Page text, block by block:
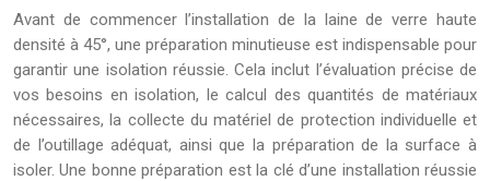
Avant de commencer l’installation de la laine de verre haute
densité à 45°, une préparation minutieuse est indispensable pour
garantir une isolation réussie. Cela inclut l’évaluation précise de
vos besoins en isolation, le calcul des quantités de matériaux
nécessaires, la collecte du matériel de protection individuelle et
de l’outillage adéquat, ainsi que la préparation de la surface à
isoler. Une bonne préparation est la clé d’une installation réussie